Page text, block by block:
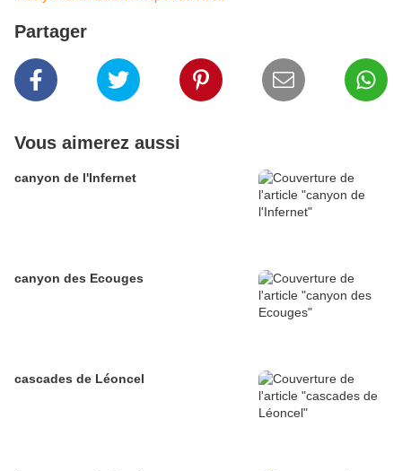
Partager
Vous aimerez aussi
canyon de l'Infernet
canyon des Ecouges
cascades de Léoncel